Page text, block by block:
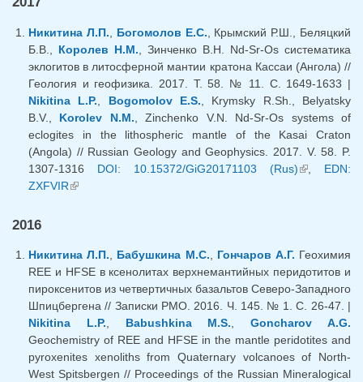
Никитина Л.П. Богомолов Е.С. , Крымский Р.Ш., Беляцкий
Б.В., Королев Н.М. , Зинченко В.Н. Nd-Sr-Os систематика
эклогитов в литосферной мантии кратона Кассаи (Ангола) //
Геология и геофизика. 2017. Т. 58. № 11. С. 1649-1633 |
Nikitina L.P.
Bogomolov E.S. , Krymsky R.Sh., Belyatsky
B.V., Korolev N.M. , Zinchenko V.N. Nd-Sr-Os systems of
eclogites in the lithospheric mantle of the Kasai Craton
(Angola) // Russian Geology and Geophysics. 2017. V. 58. P.
1307-1316 DOI: 10.15372/GiG20171103 (Rus)(внешняя
EDN:
ZXFVIR(внешняя ссылка)
2016
Никитина Л.П., Бабушкина М.С., Гончаров А.Г. Геохимия
REE и HFSE в ксенолитах верхнемантийных перидотитов и
пироксенитов из четвертичных базальтов Северо-Западного
Шпицбергена // Записки РМО. 2016. Ч. 145. № 1. С. 26-47. |
Nikitina L.P., Babushkina M.S.,Goncharov A.G.
Geochemistry of REE and HFSE in the mantle peridotites and
pyroxenites xenoliths from Quaternary volcanoes of North-
West Spitsbergen // Proceedings of the Russian Mineralogical